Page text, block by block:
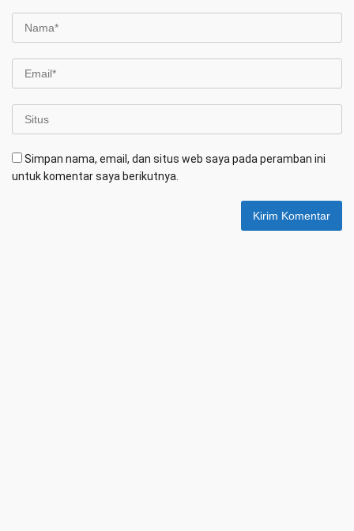
Simpan nama, email, dan situs web saya pada peramban ini
untuk komentar saya berikutnya.